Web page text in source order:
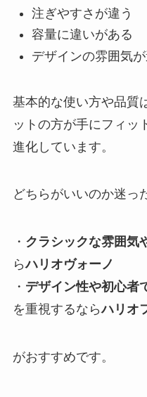
注ぎやすさが違う
容量に違いがある
デザインの雰囲気が
基本的な使い方や品質
ットの方が手にフィッ
進化しています。
どちらがいいのか迷っ
・ クラシックな雰囲気
らハリオヴォーノ
・ デザイン性や初心者
を重視するならハリオ
がおすすめです。